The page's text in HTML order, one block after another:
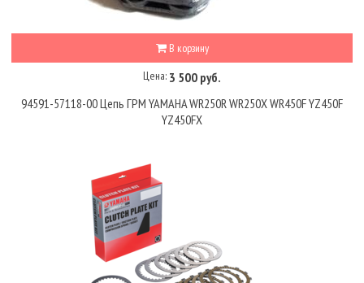
В корзину
Цена: 3 500 руб.
94591-57118-00 Цепь ГРМ YAMAHA WR250R WR250X WR450F YZ450F
YZ450FX